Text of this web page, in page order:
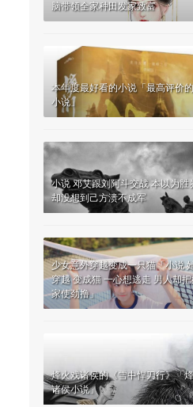
脑带领全家种田发家致富
本年度最好看的小说「最高评价
小说」
小说 邓艾跟刘阿斗交战 本以为胜
却没想到己方溃不成军
少女意外穿越变成一只猫「小说
穿越 变成猫 一心想逃走 男人却
家使劲撸」
烽火戏诸侯的《雪中悍刀行》「
诸侯小说」